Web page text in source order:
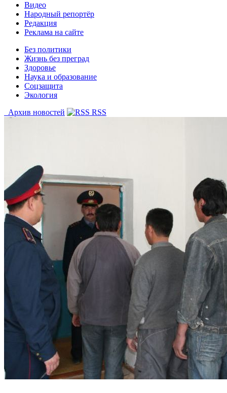
Видео
Народный репортёр
Редакция
Реклама на сайте
Без политики
Жизнь без преград
Здоровье
Наука и образование
Соцзащита
Экология
Архив новостей
RSS